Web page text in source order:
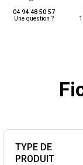
04 94 48 50 57
Une question ?
TYPE DE
PRODUIT